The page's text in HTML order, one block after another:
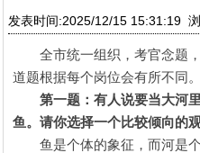
发表时间:2025/12/15 15:31:19
全市统一组织，考官念题，
道题根据每个岗位会有所不同。
第一题：有人说要当大河里
鱼。请你选择一个比较倾向的
鱼是个体的象征，而河是个